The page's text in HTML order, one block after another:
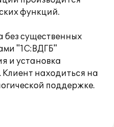
функций.
существенных
"1С:ВДГБ"
и установка
находиться на
поддержке.